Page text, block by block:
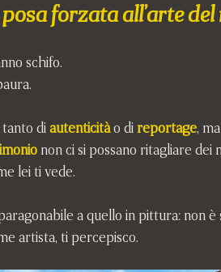
forzata all’arte
schifo.
di autenticità o di reportage,
non ci si possano ritagliare
lei ti vede.
a quello in pittura: non
artista, ti percepisco.